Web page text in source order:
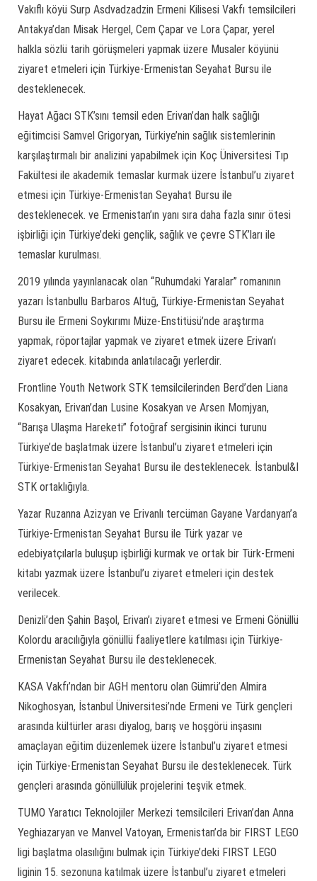
Vakıflı köyü Surp Asdvadzadzin Ermeni Kilisesi Vakfı temsilcileri
Antakya’dan Misak Hergel, Cem Çapar ve Lora Çapar, yerel
halkla sözlü tarih görüşmeleri yapmak üzere Musaler köyünü
ziyaret etmeleri için Türkiye-Ermenistan Seyahat Bursu ile
desteklenecek.
Hayat Ağacı STK’sını temsil eden Erivan’dan halk sağlığı
eğitimcisi Samvel Grigoryan, Türkiye’nin sağlık sistemlerinin
karşılaştırmalı bir analizini yapabilmek için Koç Üniversitesi Tıp
Fakültesi ile akademik temaslar kurmak üzere İstanbul’u ziyaret
etmesi için Türkiye-Ermenistan Seyahat Bursu ile
desteklenecek. ve Ermenistan’ın yanı sıra daha fazla sınır ötesi
işbirliği için Türkiye’deki gençlik, sağlık ve çevre STK’ları ile
temaslar kurulması.
2019 yılında yayınlanacak olan “Ruhumdaki Yaralar” romanının
yazarı İstanbullu Barbaros Altuğ, Türkiye-Ermenistan Seyahat
Bursu ile Ermeni Soykırımı Müze-Enstitüsü’nde araştırma
yapmak, röportajlar yapmak ve ziyaret etmek üzere Erivan’ı
ziyaret edecek. kitabında anlatılacağı yerlerdir.
Frontline Youth Network STK temsilcilerinden Berd’den Liana
Kosakyan, Erivan’dan Lusine Kosakyan ve Arsen Momjyan,
“Barışa Ulaşma Hareketi” fotoğraf sergisinin ikinci turunu
Türkiye’de başlatmak üzere İstanbul’u ziyaret etmeleri için
Türkiye-Ermenistan Seyahat Bursu ile desteklenecek. İstanbul&I
STK ortaklığıyla.
Yazar Ruzanna Azizyan ve Erivanlı tercüman Gayane Vardanyan’a
Türkiye-Ermenistan Seyahat Bursu ile Türk yazar ve
edebiyatçılarla buluşup işbirliği kurmak ve ortak bir Türk-Ermeni
kitabı yazmak üzere İstanbul’u ziyaret etmeleri için destek
verilecek.
Denizli’den Şahin Başol, Erivan’ı ziyaret etmesi ve Ermeni Gönüllü
Kolordu aracılığıyla gönüllü faaliyetlere katılması için Türkiye-
Ermenistan Seyahat Bursu ile desteklenecek.
KASA Vakfı’ndan bir AGH mentoru olan Gümrü’den Almira
Nikoghosyan, İstanbul Üniversitesi’nde Ermeni ve Türk gençleri
arasında kültürler arası diyalog, barış ve hoşgörü inşasını
amaçlayan eğitim düzenlemek üzere İstanbul’u ziyaret etmesi
için Türkiye-Ermenistan Seyahat Bursu ile desteklenecek. Türk
gençleri arasında gönüllülük projelerini teşvik etmek.
TUMO Yaratıcı Teknolojiler Merkezi temsilcileri Erivan’dan Anna
Yeghiazaryan ve Manvel Vatoyan, Ermenistan’da bir FIRST LEGO
ligi başlatma olasılığını bulmak için Türkiye’deki FIRST LEGO
liginin 15. sezonuna katılmak üzere İstanbul’u ziyaret etmeleri